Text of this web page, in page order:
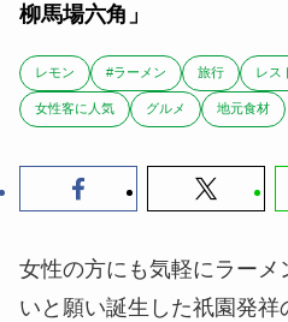
柳馬場六角」
レモン #ラーメン 旅行 レス
女性客に人気 グルメ 地元食材
女性の方にも気軽にラーメ
いと願い誕生した祇園発祥